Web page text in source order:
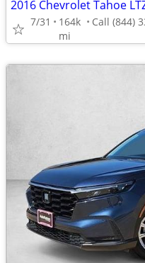
7/31
164k
mi